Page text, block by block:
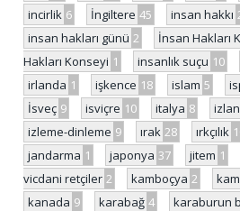
incirlik 6 İngiltere 45 insan hakkı
insan hakları günü 2 İnsan Hakları
Hakları Konseyi 1 insanlık suçu 10
irlanda 1 işkence 18 islam 5
İsveç 9 isviçre 10 italya 8
izleme-dinleme 9 ırak 28 ırkçılık
jandarma 1 japonya 37 jitem 1
vicdani retçiler 2 kamboçya 2
kanada 9 karabağ 4 karaburun